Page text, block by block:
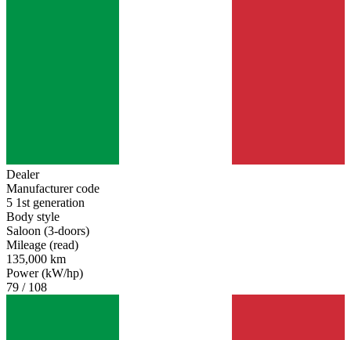
Dealer
Manufacturer code
5 1st generation
Body style
Saloon (3-doors)
Mileage (read)
135,000 km
Power (kW/hp)
79 / 108